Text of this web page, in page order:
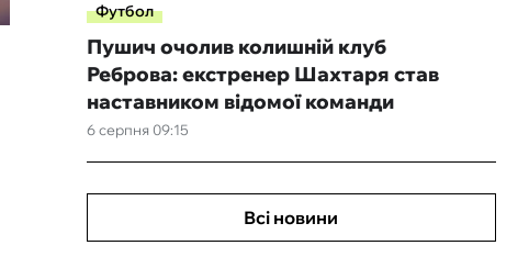
Футбол
6 серпня 09:15
Пушич очолив колишній клуб
Реброва: екстренер Шахтаря став
наставником відомої команди
Всі новини